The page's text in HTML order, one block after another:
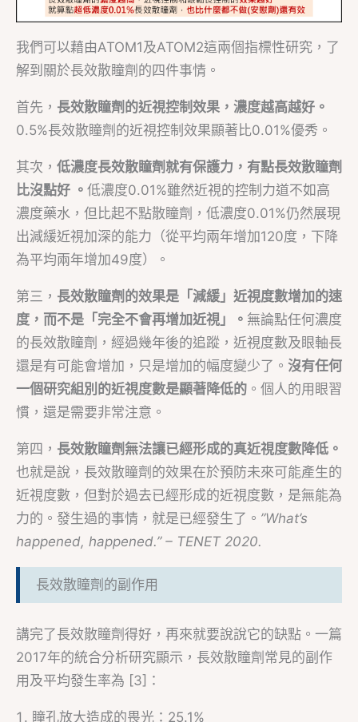
我們可以藉由ATOM1及ATOM2這兩個指標性研究，了
解到關於長效散瞳劑的四件事情。
首先， 長效散瞳劑的近視控制效果，濃度越高越好。
0.5%長效散瞳劑的近視控制效果顯著比0.01%優秀。
其次， 低濃度長效散瞳劑就有保護力 ， 有點長效散瞳劑
比沒點好 。 低濃度0.01%雖然近視的控制力道不如高
濃度藥水，但比起不點散瞳劑，低濃度0.01%仍然展現
出減緩近視加深的能力（從平均兩年增加120度，下降
為平均兩年增加49度）。
第三， 長效散瞳劑的效果是「減緩」近視度數增加的速
度，而不是「完全不會再增加近視」。 無論點任何濃度
的長效散瞳劑，經過幾年後的追蹤，近視度數及眼軸長
還是有可能會增加，只是增加的幅度變少了。 沒有任何
一個研究組別的近視度數是顯著降低的 。個人的用眼習
慣，還是需要非常注意。
第四， 長效散瞳劑無法讓已經形成的真近視度數降低。
也就是說，長效散瞳劑的效果在於預防未來可能產生的
近視度數，但對於過去已經形成的近視度數，是無能為
力的。發生過的事情，就是已經發生了。 ”What’s
happened, happened.” – TENET 2020.
長效散瞳劑的副作用
講完了長效散瞳劑得好，再來就要說說它的缺點。一篇
2017年的統合分析研究顯示，長效散瞳劑常見的副作
用及平均發生率為 [3]：
瞳孔放大造成的畏光：25.1%